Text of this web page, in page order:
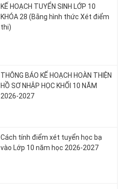
KẾ HOẠCH TUYỂN SINH LỚP 10
KHÓA 28 (Bằng hình thức Xét điểm
thi)
THÔNG BÁO KẾ HOẠCH HOÀN THIỆN
HỒ SƠ NHẬP HỌC KHỐI 10 NĂM
2026-2027
Cách tính điểm xét tuyển học bạ
vào Lớp 10 năm học 2026-2027